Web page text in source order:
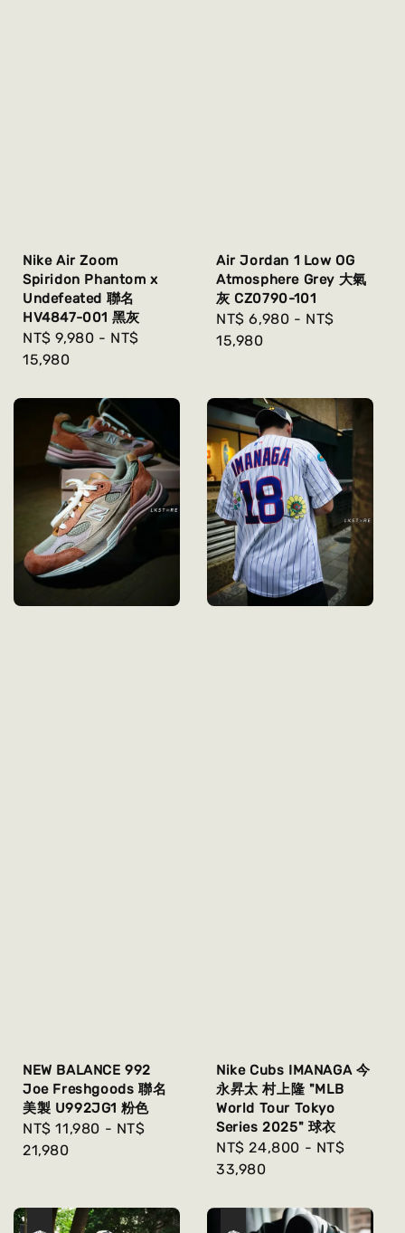
Nike Air Zoom
Spiridon Phantom x
Undefeated 聯名
HV4847-001 黑灰
Regular
price
NT$ 9,980 - NT$
15,980
Air Jordan 1 Low OG
Atmosphere Grey 大氣
灰 CZ0790-101
Regular
price
NT$ 6,980 - NT$
15,980
NEW BALANCE 992
Joe Freshgoods 聯名
美製 U992JG1 粉色
Regular
price
NT$ 11,980 - NT$
21,980
Nike Cubs IMANAGA 今
永昇太 村上隆 "MLB
World Tour Tokyo
Series 2025" 球衣
Regular
price
NT$ 24,800 - NT$
33,980